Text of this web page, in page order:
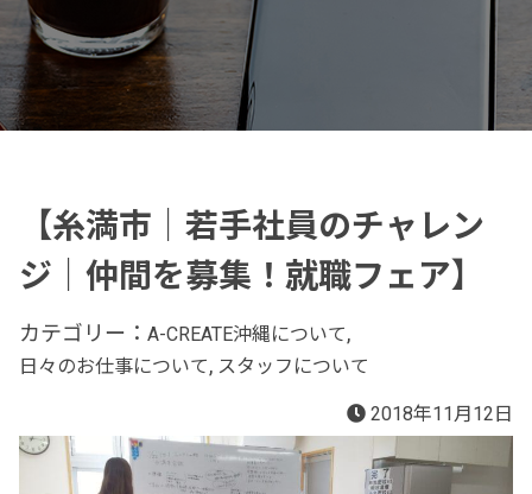
会社案内
アクセス
採用情報
お知らせ
【糸満市｜若手社員のチャレン
ジ｜仲間を募集！就職フェア】
カテゴリー： A-CREATE沖縄について,
日々のお仕事について, スタッフについて
2018年11月12日